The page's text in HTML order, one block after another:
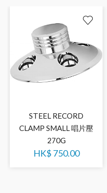
STEEL RECORD
CLAMP SMALL 唱片壓
270G
HK$ 750.00